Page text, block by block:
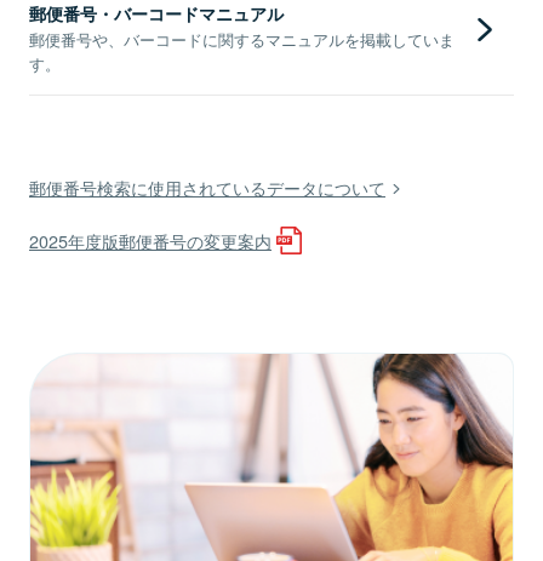
郵便番号・バーコードマニュアル
郵便番号や、バーコードに関するマニュアルを掲載していま
す。
郵便番号検索に使用されているデータについて
2025年度版郵便番号の変更案内